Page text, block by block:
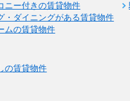
ニー付きの賃貸物件
・ダイニングがある賃貸物件
ムの賃貸物件
の賃貸物件